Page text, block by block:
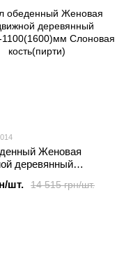
Женовая
деревянный
14 515 грн/шт.
шт.